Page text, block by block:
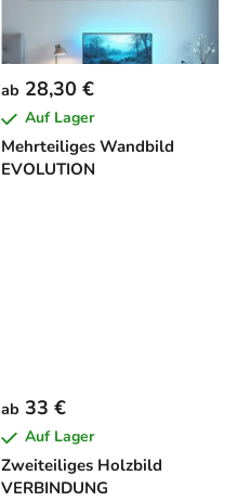
Mehrteiliges Wandbild
EVOLUTION
ab 28,30 €
Auf Lager
Zweiteiliges Holzbild
VERBINDUNG
ab 33 €
Auf Lager